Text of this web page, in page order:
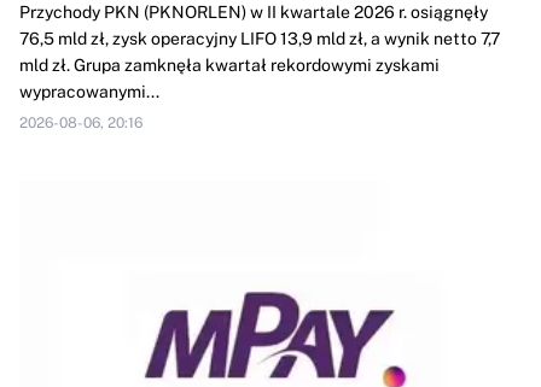
Przychody PKN (PKNORLEN) w II kwartale 2026 r. osiągnęły
76,5 mld zł, zysk operacyjny LIFO 13,9 mld zł, a wynik netto 7,7
mld zł. Grupa zamknęła kwartał rekordowymi zyskami
wypracowanymi...
2026-08-06, 20:16